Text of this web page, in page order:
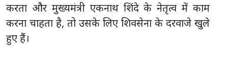
करता और मुख्यमंत्री एकनाथ शिंदे के नेतृत्व में काम
करना चाहता है, तो उसके लिए शिवसेना के दरवाजे खुले
हुए हैं।